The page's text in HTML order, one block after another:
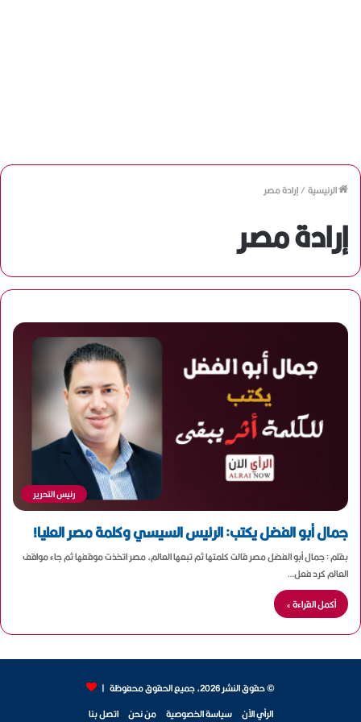
الرئيسية/إرادة مصر
إرادة مصر
رئيس التحرير
جمال أبو الفضل يكتب: الرئيس السيسي وكلمة مصر العليا!
بقلم : جمال أبو الفضل مصر قالت كلمتها ثم تبعها العالم، مصر اتخذت موقفها ثم جاء مواقف
العالم كرد فعل…
أكمل القراءة »
© حقوق النشر 2026، جميع الحقوق محفوظة |
الرأي الآن سياسة الخصوصية من نحن اتصل بنا